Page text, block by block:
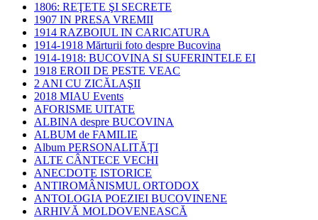
1806: REŢETE ŞI SECRETE
1907 IN PRESA VREMII
1914 RAZBOIUL IN CARICATURA
1914-1918 Mărturii foto despre Bucovina
1914-1918: BUCOVINA SI SUFERINTELE EI
1918 EROII DE PESTE VEAC
2 ANI CU ZICĂLAŞII
2018 MIAU Events
AFORISME UITATE
ALBINA despre BUCOVINA
ALBUM de FAMILIE
Album PERSONALITĂŢI
ALTE CÂNTECE VECHI
ANECDOTE ISTORICE
ANTIROMÂNISMUL ORTODOX
ANTOLOGIA POEZIEI BUCOVINENE
ARHIVĂ MOLDOVENEASCĂ